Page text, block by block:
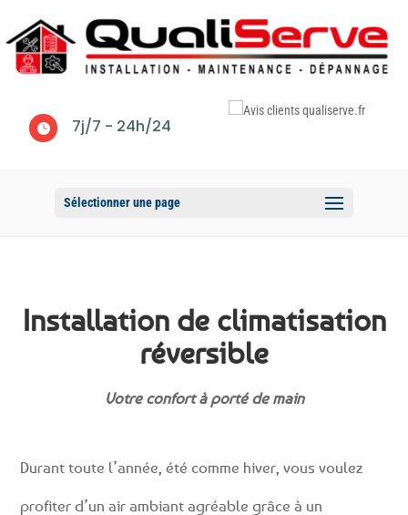
 7j/7 - 24h/24
Sélectionner une page
Installation de climatisation
réversible
Votre confort à porté de main
Durant toute l’année, été comme hiver, vous voulez
profiter d’un air ambiant agréable grâce à un